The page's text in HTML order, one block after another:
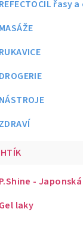
REFECTOCIL řasy
MASÁŽE
RUKAVICE
DROGERIE
NÁSTROJE
ZDRAVÍ
P.Shine -
Gel laky